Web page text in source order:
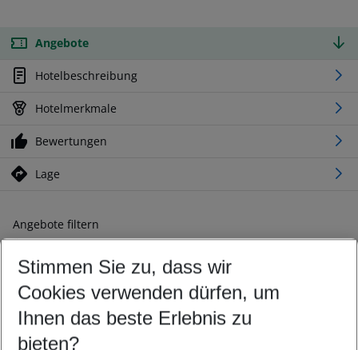
Angebote
Hotelbeschreibung
Hotelmerkmale
Bewertungen
Lage
Angebote filtern
Ändern Sie Ihre Kriterien nach Ihren Wünschen
Abflughafen wählen
Beliebiger Abflughafen
Reisezeitraum wählen
09.08.26– 07.08.27 5-8 Nächte
Stimmen Sie zu, dass wir
Cookies verwenden dürfen, um
Ihnen das beste Erlebnis zu
bieten?